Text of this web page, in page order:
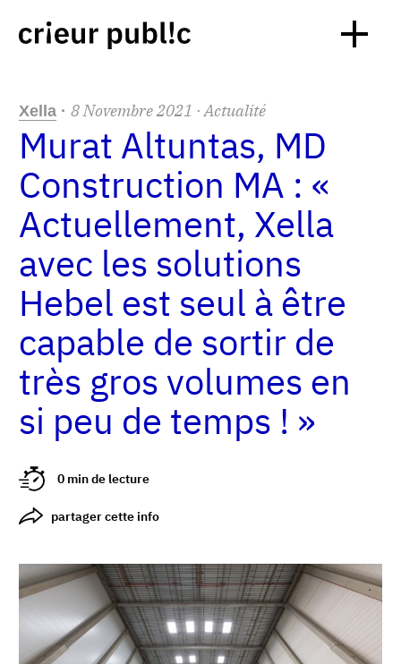
Xella · 8Novembre2021 · Actualité
Murat Altuntas, MD
Construction MA : «
Actuellement, Xella
avec les solutions
Hebel est seul à être
capable de sortir de
très gros volumes en
si peu de temps ! »
0 min de lecture
partager cette info